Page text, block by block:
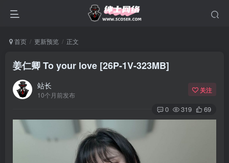
首页 更新预览 正文
姜仁卿 To your love [26P-1V-323MB]
站长
10个月前发布
关注
0 319 69